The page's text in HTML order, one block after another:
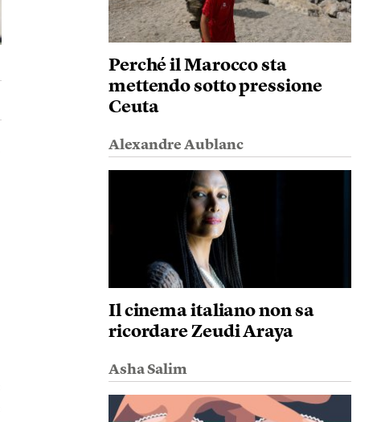
Perché il Marocco sta
mettendo sotto pressione
Ceuta
Alexandre Aublanc
Il cinema italiano non sa
ricordare Zeudi Araya
Asha Salim